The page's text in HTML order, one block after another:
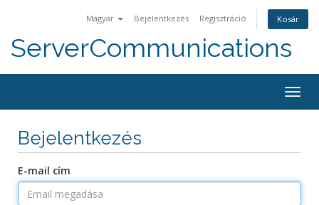
Magyar Bejelentkezés Regisztráció Kosár
ServerCommunications
Bejelentkezés
E-mail cím